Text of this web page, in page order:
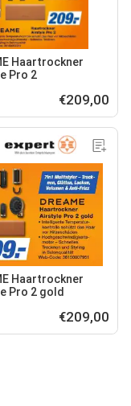
Haartrockner
Pro 2
€209,00
Haartrockner
Pro 2 gold
€209,00